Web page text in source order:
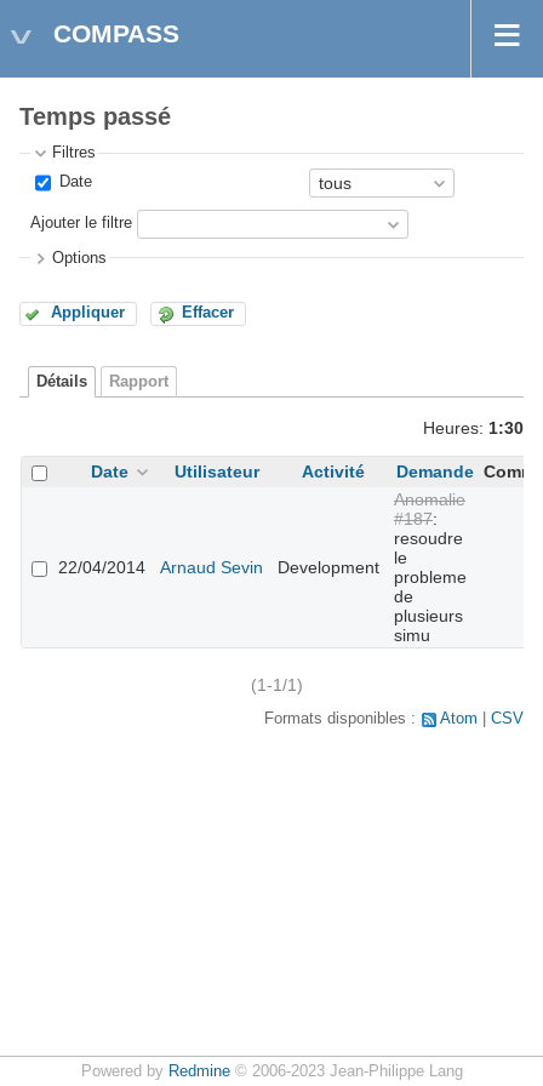
COMPASS
Temps passé
Filtres
Date
Ajouter le filtre
Options
Appliquer Effacer
Détails Rapport
Heures: 1:30
Date Utilisateur Activité Demande
22/04/2014 Arnaud Sevin Development
Anomalie
#187:
resoudre
le
probleme
de
plusieurs
simu
(1-1/1)
Formats disponibles : Atom CSV
Powered by Redmine© 2006-2023 Jean-Philippe Lang